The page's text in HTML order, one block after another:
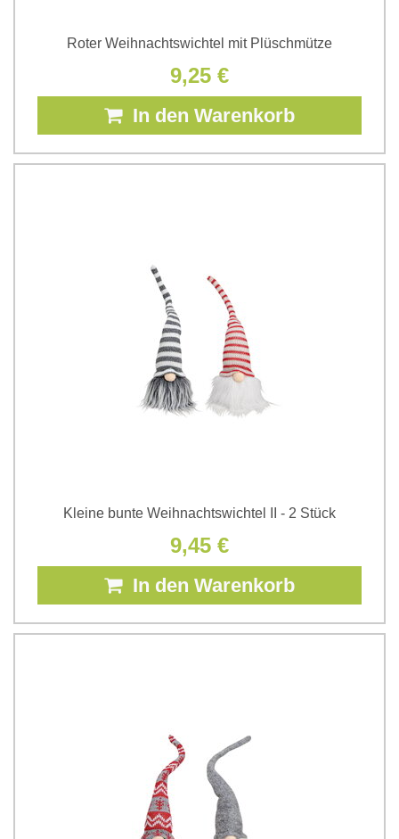
Roter Weihnachtswichtel mit Plüschmütze
9,25 €
In den Warenkorb
Kleine bunte Weihnachtswichtel II - 2 Stück
9,45 €
In den Warenkorb